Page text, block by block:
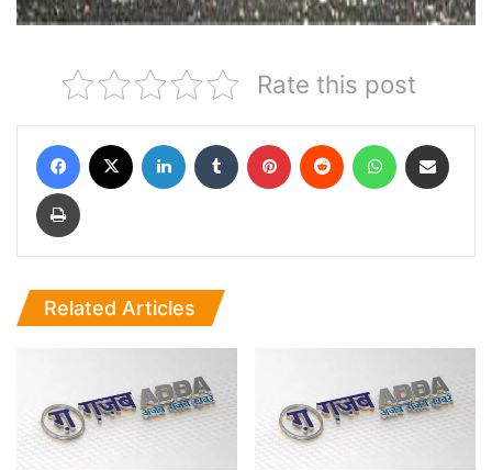
Rate this post
Facebook LinkedIn Tumblr Pinterest Reddit WhatsApp
Print
Related Articles